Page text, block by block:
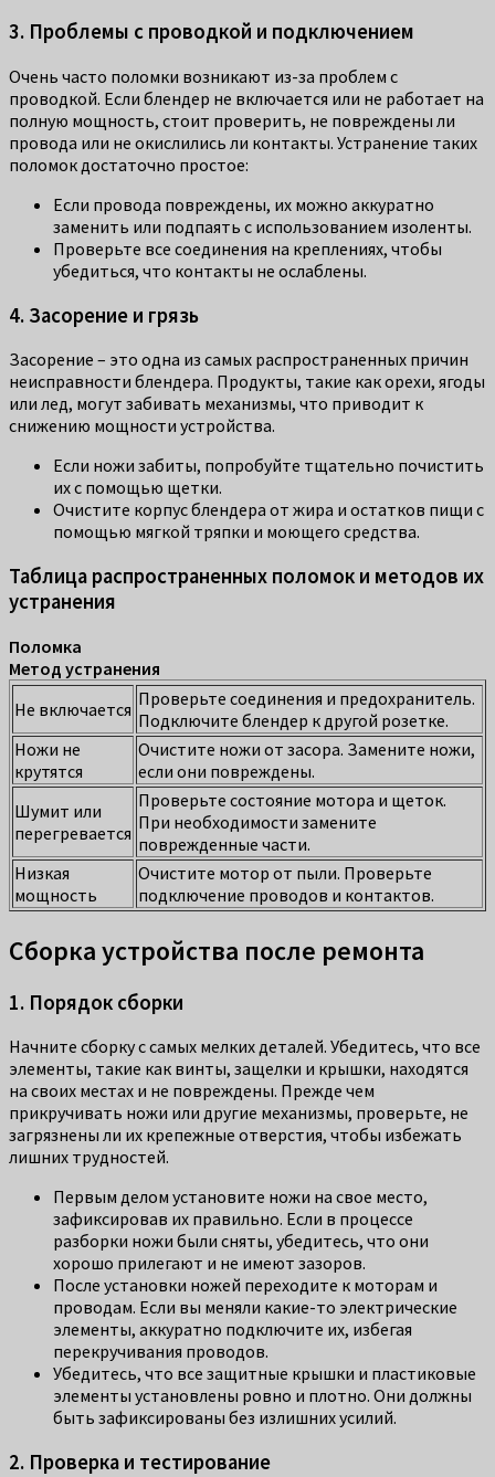
3. Проблемы с проводкой и подключением
Очень часто поломки возникают из-за проблем с
проводкой. Если блендер не включается или не работает на
полную мощность, стоит проверить, не повреждены ли
провода или не окислились ли контакты. Устранение таких
поломок достаточно простое:
Если провода повреждены, их можно аккуратно
заменить или подпаять с использованием изоленты.
Проверьте все соединения на креплениях, чтобы
убедиться, что контакты не ослаблены.
4. Засорение и грязь
Засорение – это одна из самых распространенных причин
неисправности блендера. Продукты, такие как орехи, ягоды
или лед, могут забивать механизмы, что приводит к
снижению мощности устройства.
Если ножи забиты, попробуйте тщательно почистить
их с помощью щетки.
Очистите корпус блендера от жира и остатков пищи с
помощью мягкой тряпки и моющего средства.
Таблица распространенных поломок и методов их
устранения
Поломка
Метод устранения
Не включается Проверьте соединения и предохранитель.
Подключите блендер к другой розетке.
Ножи не
крутятся
Очистите ножи от засора. Замените ножи,
если они повреждены.
Шумит или
перегревается
Проверьте состояние мотора и щеток.
При необходимости замените
поврежденные части.
Низкая
мощность
Очистите мотор от пыли. Проверьте
подключение проводов и контактов.
Сборка устройства после ремонта
1. Порядок сборки
Начните сборку с самых мелких деталей. Убедитесь, что все
элементы, такие как винты, защелки и крышки, находятся
на своих местах и не повреждены. Прежде чем
прикручивать ножи или другие механизмы, проверьте, не
загрязнены ли их крепежные отверстия, чтобы избежать
лишних трудностей.
Первым делом установите ножи на свое место,
зафиксировав их правильно. Если в процессе
разборки ножи были сняты, убедитесь, что они
хорошо прилегают и не имеют зазоров.
После установки ножей переходите к моторам и
проводам. Если вы меняли какие-то электрические
элементы, аккуратно подключите их, избегая
перекручивания проводов.
Убедитесь, что все защитные крышки и пластиковые
элементы установлены ровно и плотно. Они должны
быть зафиксированы без излишних усилий.
2. Проверка и тестирование